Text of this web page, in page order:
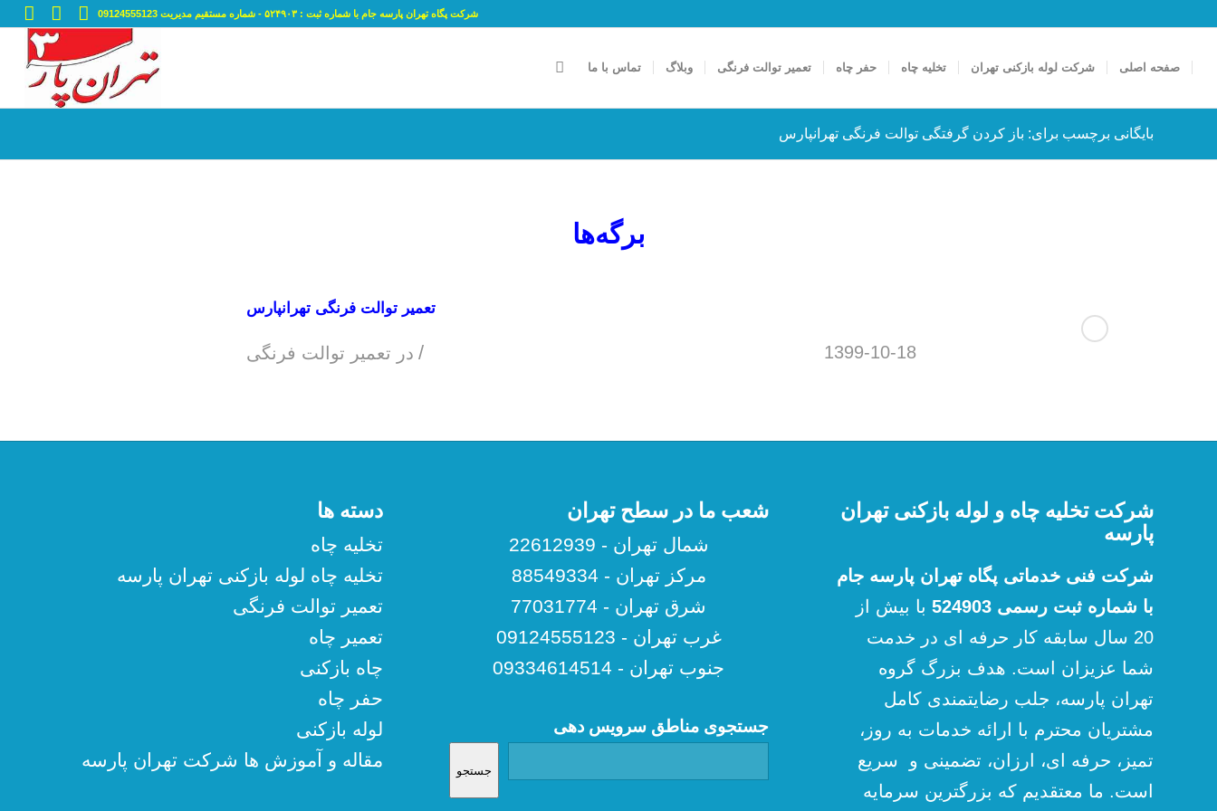
شرکت پگاه تهران پارسه جام با شماره ثبت : ۵۲۴۹۰۳ - شماره مستقیم مدیریت 09124555123
صفحه اصلی شرکت لوله بازکنی تهران تخلیه چاه حفر چاه تعمیر توالت فرنگی وبلاگ تماس با ما
بایگانی برچسب برای: باز کردن گرفتگی توالت فرنگی تهرانپارس
برگه‌ها
تعمیر توالت فرنگی تهرانپارس
1399-10-18
/ در تعمیر توالت فرنگی
شرکت تخلیه چاه و لوله بازکنی تهران
پارسه
شرکت فنی خدماتی پگاه تهران پارسه جام
با شماره ثبت رسمی 524903
با بیش از
20 سال سابقه کار حرفه ای در خدمت
شما عزیزان است. هدف بزرگ گروه
تهران پارسه، جلب رضایتمندی کامل
مشتریان محترم با ارائه خدمات به روز،
تمیز، حرفه ای، ارزان، تضمینی و سریع
است. ما معتقدیم که بزرگترین سرمایه
شعب ما در سطح تهران
شمال تهران - 22612939
مرکز تهران - 88549334
شرق تهران - 77031774
غرب تهران - 09124555123
جنوب تهران - 09334614514
جستجوی مناطق سرویس دهی
جستجو
دسته ها
تخلیه چاه
تخلیه چاه لوله بازکنی تهران پارسه
تعمیر توالت فرنگی
تعمیر چاه
چاه بازکنی
حفر چاه
لوله بازکنی
مقاله و آموزش ها شرکت تهران پارسه